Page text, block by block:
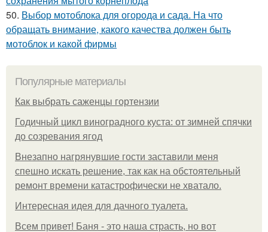
50. Выбор мотоблока для огорода и сада. На что
обращать внимание, какого качества должен быть
мотоблок и какой фирмы
Популярные материалы
Как выбрать саженцы гортензии
Годичный цикл виноградного куста: от зимней спячки
до созревания ягод
Внезапно нагрянувшие гости заставили меня
спешно искать решение, так как на обстоятельный
ремонт времени катастрофически не хватало.
Интересная идея для дачного туалета.
Всем привет! Баня - это наша страсть, но вот